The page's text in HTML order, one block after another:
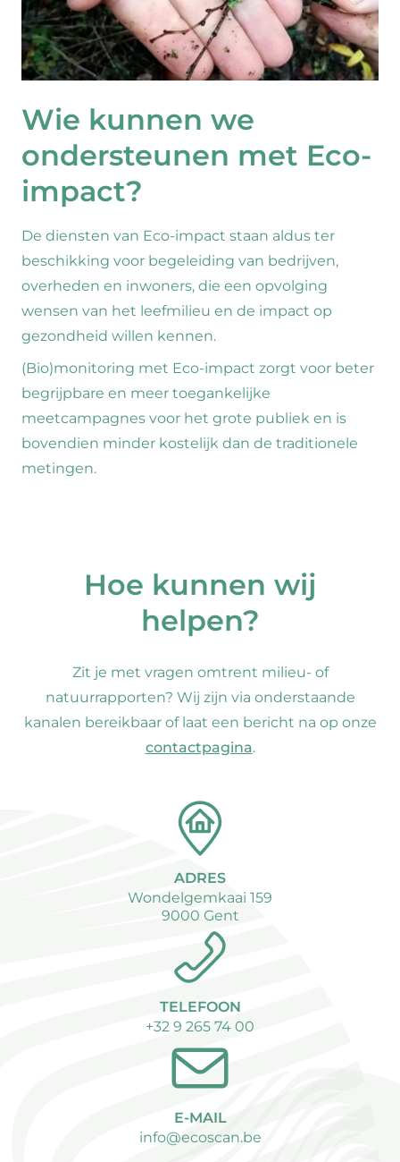
Wie kunnen we
ondersteunen met Eco-
impact?
De diensten van Eco-impact staan aldus ter
beschikking voor begeleiding van bedrijven,
overheden en inwoners, die een opvolging
wensen van het leefmilieu en de impact op
gezondheid willen kennen.
(Bio)monitoring met Eco-impact zorgt voor beter
begrijpbare en meer toegankelijke
meetcampagnes voor het grote publiek en is
bovendien minder kostelijk dan de traditionele
metingen.
Hoe kunnen wij
helpen?
Zit je met vragen omtrent milieu- of
natuurrapporten? Wij zijn via onderstaande
kanalen bereikbaar of laat een bericht na op onze
contactpagina.
ADRES
Wondelgemkaai 159
9000 Gent
TELEFOON
+32 9 265 74 00
E-MAIL
info@ecoscan.be